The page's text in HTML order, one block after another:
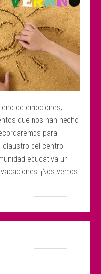
de emociones,
que nos han hecho
para
claustro del centro
educativa un
¡Nos vemos